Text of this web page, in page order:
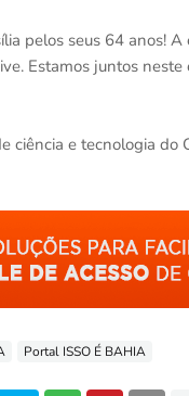
pelos seus 64 anos!
Estamos juntos
ciência e tecnologia
Portal ISSO É BAHIA